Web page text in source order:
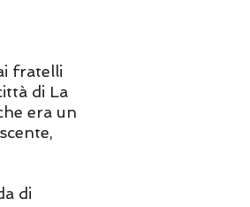
fratelli
di La
era un
di